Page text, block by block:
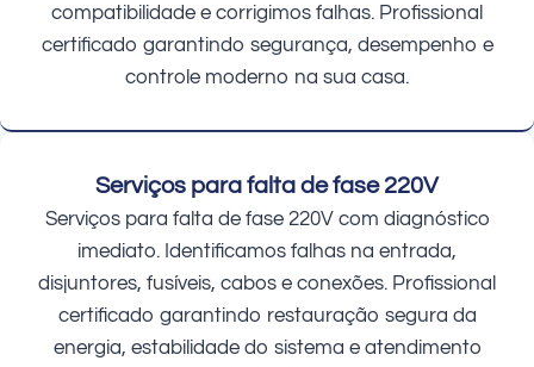
compatibilidade e corrigimos falhas. Profissional
certificado garantindo segurança, desempenho e
controle moderno na sua casa.
Serviços para falta de fase 220V
Serviços para falta de fase 220V com diagnóstico
imediato. Identificamos falhas na entrada,
disjuntores, fusíveis, cabos e conexões. Profissional
certificado garantindo restauração segura da
energia, estabilidade do sistema e atendimento